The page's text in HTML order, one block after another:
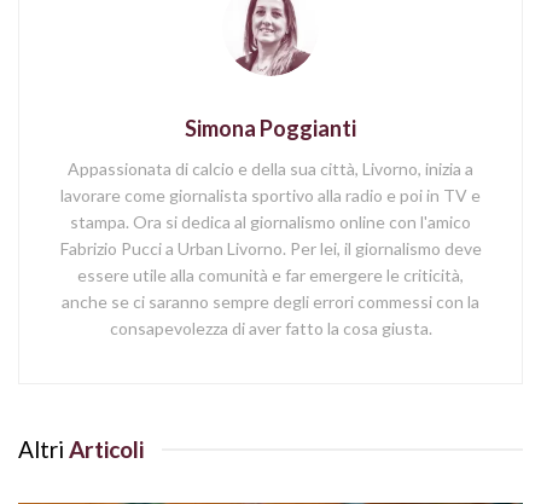
Simona Poggianti
Appassionata di calcio e della sua città, Livorno, inizia a
lavorare come giornalista sportivo alla radio e poi in TV e
stampa. Ora si dedica al giornalismo online con l'amico
Fabrizio Pucci a Urban Livorno. Per lei, il giornalismo deve
essere utile alla comunità e far emergere le criticità,
anche se ci saranno sempre degli errori commessi con la
consapevolezza di aver fatto la cosa giusta.
Altri Articoli